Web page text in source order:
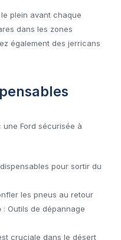
le plein avant chaque
dans les zones
également des jerricans
Ford sécurisée à
pour sortir du
les pneus au retour
: Outils de dépannage
cruciale dans le désert